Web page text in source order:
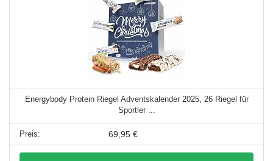
Energybody Protein Riegel Adventskalender 2025, 26 Riegel für
Sportler ...
69,95 €